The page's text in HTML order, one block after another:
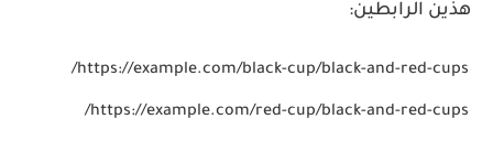
هذين الرابطين:
https://example.com/black-cup/black-and-red-cups/
https://example.com/red-cup/black-and-red-cups/